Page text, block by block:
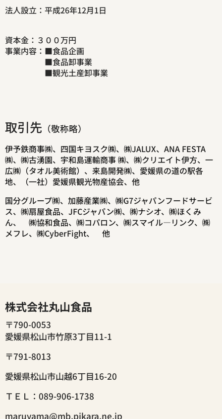
法人設立：平成26年12月1日
資本金：３００万円
事業内容：■食品企画
■食品卸事業
■観光土産卸事業
取引先 （敬称略）
伊予鉄商事㈱、四国キヨスク㈱、㈱JALUX、ANA FESTA
㈱、㈱古湧園、宇和島運輸商事 ㈱、㈱クリエイト伊方、一
広㈱（タオル美術館）、来島開発㈱、愛媛県の道の駅各
地、（一社）愛媛県観光物産協会、他
国分グループ㈱、加藤産業㈱、㈱G7ジャパンフードサービ
ス、㈱扇屋食品、JFCジャパン㈱、㈱ナシオ、㈱ほくみ
ん、 ㈱協和食品、㈱コパロン、㈱スマイル―リンク、㈱
メフレ、㈱CyberFight、 他
株式会社丸山食品
〒790-0053
愛媛県松山市竹原3丁目11-1
〒791-8013
愛媛県松山市山越6丁目16-20
ＴＥＬ：089-906-1738
maruyama@mb.pikara.ne.jp